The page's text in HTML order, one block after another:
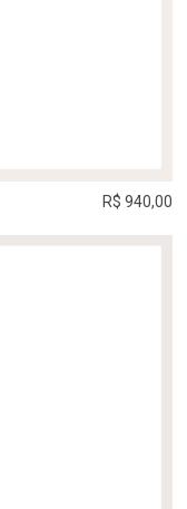
R$ 940,00